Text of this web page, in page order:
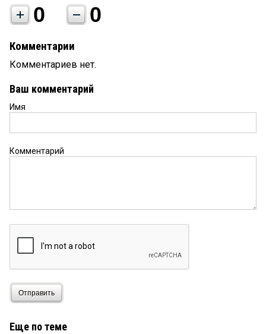
0 0
Комментарии
Комментариев нет.
Ваш комментарий
Имя
Комментарий
Отправить
Еще по теме